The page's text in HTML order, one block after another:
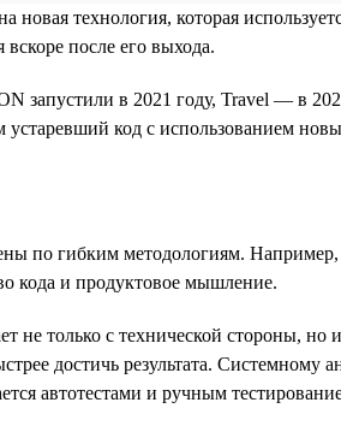
новая технология, которая
после его выхода.
запустили в 2021 году, Travel — в
код с использованием
по гибким методологиям.
кода и продуктовое мышление.
не только с технической стороны,
достичь результата.
автотестами и ручным